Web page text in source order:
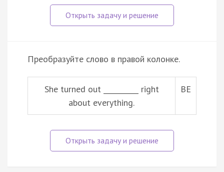
Преобразуйте слово в правой колонке.
She turned out __________ right
about everything.
BE